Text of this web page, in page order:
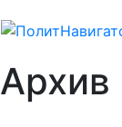
Архив